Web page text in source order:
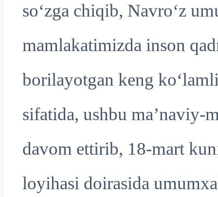
so‘zga chiqib, Navro‘z
mamlakatimizda inson
borilayotgan keng
sifatida, ushbu
davom ettirib, 18-mart
loyihasi doirasida